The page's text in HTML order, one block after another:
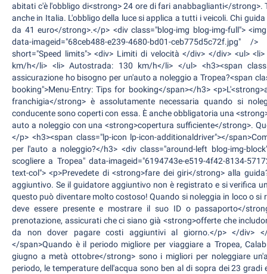
abitati c'è l'obbligo di<strong> 24 ore di fari anabbaglianti</strong>.
anche in Italia. L'obbligo della luce si applica a tutti i veicoli. Chi
da 41 euro</strong>.</p> <div class="blog-img blog-img-full">
data-imageid="68ceb488-e239-4680-bd01-ceb775d5c72f.jpg"
short="Speed limits"> <div> Limiti di velocità </div> </div> <ul>
km/h</li> <li> Autostrada: 130 km/h</li> </ul> <h3><span
assicurazione ho bisogno per un'auto a noleggio a Tropea?<span
booking">Menu-Entry: Tips for booking</span></h3>
franchigia</strong> è assolutamente necessaria quando si
conducente sono coperti con essa. È anche obbligatoria una
auto a noleggio con una <strong>copertura sufficiente</strong>.
</p> <h3><span class="lp-icon lp-icon-additionaldriver"></
per l'auto a noleggio?</h3> <div class="around-left blog-img-
scogliere a Tropea" data-imageid="6194743e-e519-4f42-8134-
text-col"> <p>Prevedete di <strong>fare dei giri</strong> alla
aggiuntivo. Se il guidatore aggiuntivo non è registrato e si verifica
questo può diventare molto costoso! Quando si noleggia in loco o
deve essere presente e mostrare il suo ID o passaporto</
prenotazione, assicurati che ci siano già <strong>offerte che
da non dover pagare costi aggiuntivi al giorno.</p> </div> </
</span>Quando è il periodo migliore per viaggiare a Tropea,
giugno a metà ottobre</strong> sono i migliori per noleggiare
periodo, le temperature dell'acqua sono ben al di sopra dei 23